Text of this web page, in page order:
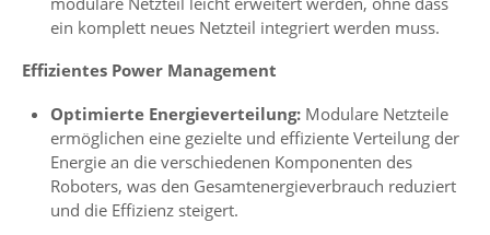
ein komplett neues Netzteil integriert werden muss.
Effizientes Power Management
Optimierte Energieverteilung: Modulare Netzteile
ermöglichen eine gezielte und effiziente Verteilung der
Energie an die verschiedenen Komponenten des
Roboters, was den Gesamtenergieverbrauch reduziert
und die Effizienz steigert.